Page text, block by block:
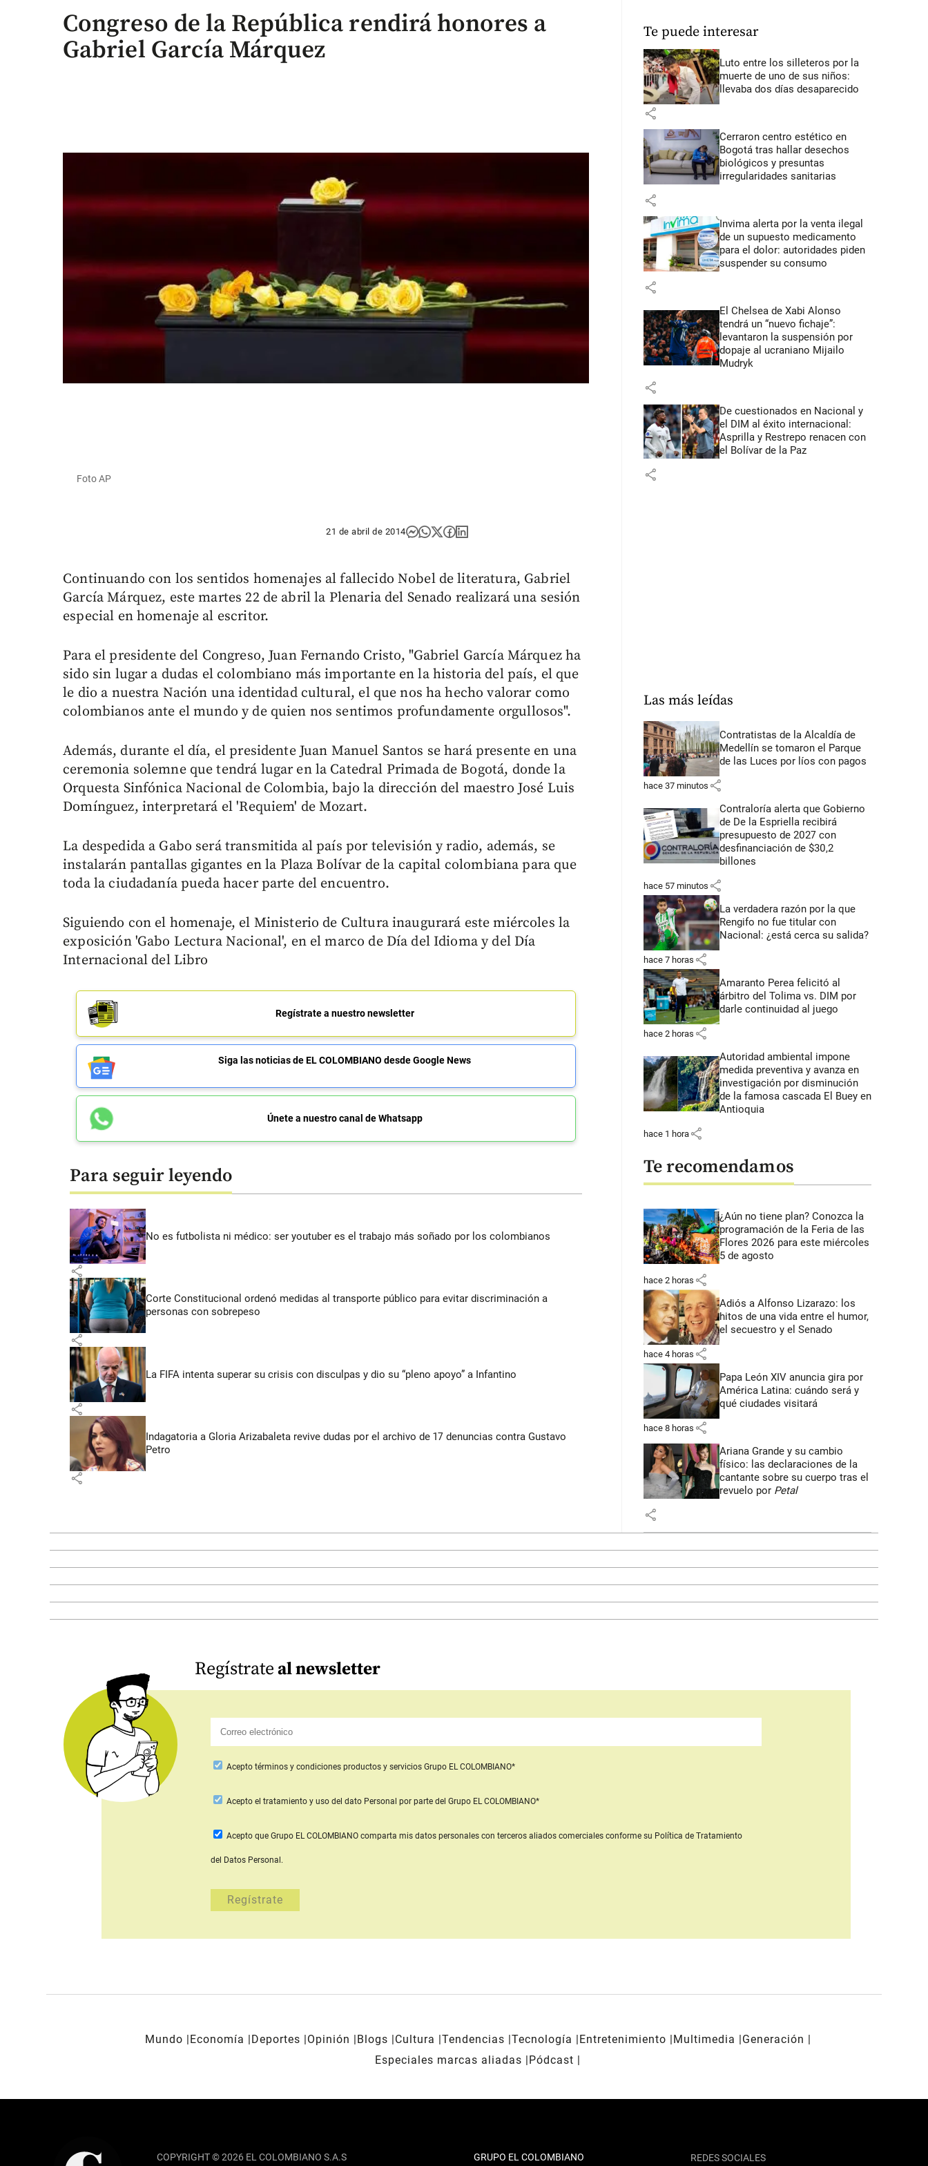
Congreso de la República rendirá honores a
Gabriel García Márquez
Foto AP
21 de abril de 2014
Continuando con los sentidos homenajes al fallecido Nobel de literatura, Gabriel
García Márquez, este martes 22 de abril la Plenaria del Senado realizará una sesión
especial en homenaje al escritor.
Para el presidente del Congreso, Juan Fernando Cristo, "Gabriel García Márquez ha
sido sin lugar a dudas el colombiano más importante en la historia del país, el que
le dio a nuestra Nación una identidad cultural, el que nos ha hecho valorar como
colombianos ante el mundo y de quien nos sentimos profundamente orgullosos".
Además, durante el día, el presidente Juan Manuel Santos se hará presente en una
ceremonia solemne que tendrá lugar en la Catedral Primada de Bogotá, donde la
Orquesta Sinfónica Nacional de Colombia, bajo la dirección del maestro José Luis
Domínguez, interpretará el 'Requiem' de Mozart.
La despedida a Gabo será transmitida al país por televisión y radio, además, se
instalarán pantallas gigantes en la Plaza Bolívar de la capital colombiana para que
toda la ciudadanía pueda hacer parte del encuentro.
Siguiendo con el homenaje, el Ministerio de Cultura inaugurará este miércoles la
exposición 'Gabo Lectura Nacional', en el marco de Día del Idioma y del Día
Internacional del Libro
Regístrate a nuestro newsletter
Siga las noticias de EL COLOMBIANO desde Google News
Únete a nuestro canal de Whatsapp
Para seguir leyendo
No es futbolista ni médico: ser youtuber es el trabajo más soñado por los colombianos
share
Corte Constitucional ordenó medidas al transporte público para evitar discriminación a
personas con sobrepeso
share
La FIFA intenta superar su crisis con disculpas y dio su “pleno apoyo” a Infantino
share
Indagatoria a Gloria Arizabaleta revive dudas por el archivo de 17 denuncias contra Gustavo
Petro
share
Te puede interesar
Luto entre los silleteros por la
muerte de uno de sus niños:
llevaba dos días desaparecido
share
Cerraron centro estético en
Bogotá tras hallar desechos
biológicos y presuntas
irregularidades sanitarias
share
Invima alerta por la venta ilegal
de un supuesto medicamento
para el dolor: autoridades piden
suspender su consumo
share
El Chelsea de Xabi Alonso
tendrá un “nuevo fichaje”:
levantaron la suspensión por
dopaje al ucraniano Mijailo
Mudryk
share
De cuestionados en Nacional y
el DIM al éxito internacional:
Asprilla y Restrepo renacen con
el Bolívar de la Paz
share
Las más leídas
Contratistas de la Alcaldía de
Medellín se tomaron el Parque
de las Luces por líos con pagos
hace 37 minutos share
Contraloría alerta que Gobierno
de De la Espriella recibirá
presupuesto de 2027 con
desfinanciación de $30,2
billones
hace 57 minutos share
La verdadera razón por la que
Rengifo no fue titular con
Nacional: ¿está cerca su salida?
hace 7 horas share
Amaranto Perea felicitó al
árbitro del Tolima vs. DIM por
darle continuidad al juego
hace 2 horas share
Autoridad ambiental impone
medida preventiva y avanza en
investigación por disminución
de la famosa cascada El Buey en
Antioquia
hace 1 hora share
Te recomendamos
¿Aún no tiene plan? Conozca la
programación de la Feria de las
Flores 2026 para este miércoles
5 de agosto
hace 2 horas share
Adiós a Alfonso Lizarazo: los
hitos de una vida entre el humor,
el secuestro y el Senado
hace 4 horas share
Papa León XIV anuncia gira por
América Latina: cuándo será y
qué ciudades visitará
hace 8 horas share
Ariana Grande y su cambio
físico: las declaraciones de la
cantante sobre su cuerpo tras el
revuelo por Petal
share
Regístrateal newsletter
Acepto términos y condiciones productos y servicios Grupo EL COLOMBIANO*
Aceptoel tratamiento y uso del dato Personal por parte del Grupo EL COLOMBIANO*
Acepto que Grupo EL COLOMBIANO comparta mis datos personales con terceros aliados comercialesconforme su Política de Tratamiento
del Datos Personal.
Mundo Economía Deportes Opinión Blogs Cultura Tendencias Tecnología Entretenimiento Multimedia
Generación
Especiales marcas aliadas
Pódcast
COPYRIGHT © 2026 EL COLOMBIANO S.A.S
GRUPO EL COLOMBIANO REDES SOCIALES